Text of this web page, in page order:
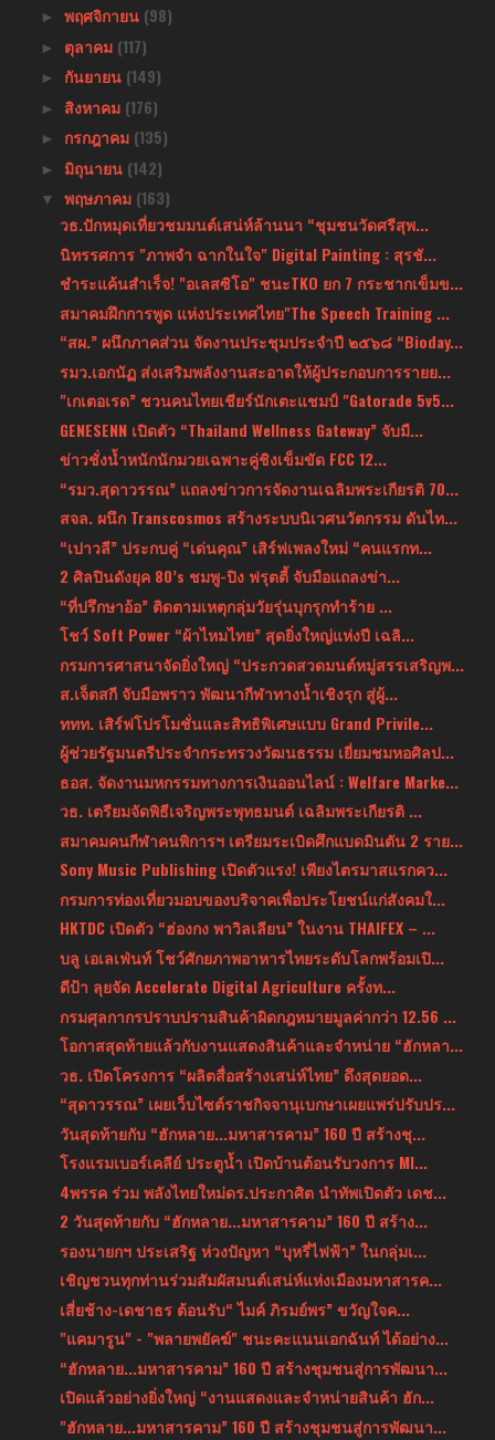
► พฤศจิกายน (98)
► ตุลาคม (117)
► กันยายน (149)
► สิงหาคม (176)
► กรกฎาคม (135)
► มิถุนายน (142)
▼ พฤษภาคม (163)
วธ.ปักหมุดเที่ยวชมมนต์เสน่ห์ล้านนา “ชุมชนวัดศรีสุพ...
นิทรรศการ "ภาพจำ ฉากในใจ" Digital Painting : สุรชั...
ชำระแค้นสำเร็จ! "อเลสซิโอ" ชนะTKO ยก 7 กระชากเข็มข...
สมาคมฝึกการพูด แห่งประเทศไทย"The Speech Training ...
“สผ.” ผนึกภาคส่วน จัดงานประชุมประจำปี ๒๕๖๘ “Bioday...
รมว.เอกนัฏ ส่งเสริมพลังงานสะอาดให้ผู้ประกอบการรายย...
"เกเตอเรด” ชวนคนไทยเชียร์นักเตะแชมป์ "Gatorade 5v5...
GENESENN เปิดตัว “Thailand Wellness Gateway” จับมื...
ข่าวชั่งน้ำหนักนักมวยเฉพาะคู่ชิงเข็มขัด FCC 12...
“รมว.สุดาวรรณ” แถลงข่าวการจัดงานเฉลิมพระเกียรติ 70...
สจล. ผนึก Transcosmos สร้างระบบนิเวศนวัตกรรม ดันไท...
“เปาวลี” ประกบคู่ “เด่นคุณ” เสิร์ฟเพลงใหม่ “คนแรกท...
2 ศิลปินดังยุค 80’s ชมพู-ปิง ฟรุตตี้ จับมือแถลงข่า...
“ที่ปรึกษาอ้อ” ติดตามเหตุกลุ่มวัยรุ่นบุกรุกทำร้าย ...
โชว์ Soft Power “ผ้าไหมไทย” สุดยิ่งใหญ่แห่งปี เฉลิ...
กรมการศาสนาจัดยิ่งใหญ่ “ประกวดสวดมนต์หมู่สรรเสริญพ...
ส.เจ็ตสกี จับมือพราว พัฒนากีฬาทางน้ำเชิงรุก สู่ผู้...
ททท. เสิร์ฟโปรโมชั่นและสิทธิพิเศษแบบ Grand Privile...
ผู้ช่วยรัฐมนตรีประจำกระทรวงวัฒนธรรม เยี่ยมชมหอศิลป...
ธอส. จัดงานมหกรรมทางการเงินออนไลน์ : Welfare Marke...
วธ. เตรียมจัดพิธีเจริญพระพุทธมนต์ เฉลิมพระเกียรติ ...
สมาคมคนกีฬาคนพิการฯ เตรียมระเบิดศึกแบดมินตัน 2 ราย...
Sony Music Publishing เปิดตัวแรง! เพียงไตรมาสแรกคว...
กรมการท่องเที่ยวมอบของบริจาคเพื่อประโยชน์แก่สังคมใ...
HKTDC เปิดตัว “ฮ่องกง พาวิลเลียน” ในงาน THAIFEX – ...
บลู เอเลเฟ่นท์ โชว์ศักยภาพอาหารไทยระดับโลกพร้อมเปิ...
ดีป้า ลุยจัด Accelerate Digital Agriculture ครั้งท...
กรมศุลกากรปราบปรามสินค้าผิดกฎหมายมูลค่ากว่า 12.56 ...
โอกาสสุดท้ายแล้วกับงานแสดงสินค้าและจำหน่าย “ฮักหลา...
วธ. เปิดโครงการ “ผลิตสื่อสร้างเสน่ห์ไทย” ดึงสุดยอด...
“สุดาวรรณ” เผยเว็บไซต์ราชกิจจานุเบกษาเผยแพร่ปรับปร...
วันสุดท้ายกับ “ฮักหลาย...มหาสารคาม” 160 ปี สร้างชุ...
โรงแรมเบอร์เคลีย์ ประตูน้ำ เปิดบ้านต้อนรับวงการ MI...
4พรรค ร่วม พลังไทยใหม่ดร.ประกาศิต นำทัพเปิดตัว เดช...
2 วันสุดท้ายกับ “ฮักหลาย...มหาสารคาม” 160 ปี สร้าง...
รองนายกฯ ประเสริฐ ห่วงปัญหา “บุหรี่ไฟฟ้า” ในกลุ่มเ...
เชิญชวนทุกท่านร่วมสัมผัสมนต์เสน่ห์แห่งเมืองมหาสารค...
เสี่ยช้าง-เดชาธร ต้อนรับ“ ไมค์ ภิรมย์พร” ขวัญใจค...
"แคมารูน" - "พลายพยัคฆ์" ชนะคะแนนเอกฉันท์ ได้อย่าง...
“ฮักหลาย...มหาสารคาม” 160 ปี สร้างชุมชนสู่การพัฒนา...
เปิดแล้วอย่างยิ่งใหญ่ “งานแสดงและจำหน่ายสินค้า ฮัก...
"ฮักหลาย...มหาสารคาม” 160 ปี สร้างชุมชนสู่การพัฒนา...